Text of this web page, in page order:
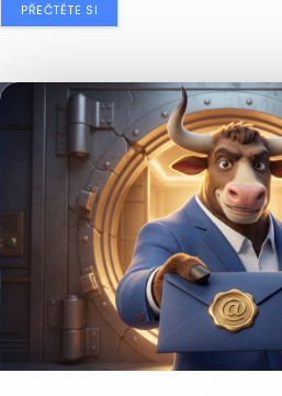
PŘEČTĚTE SI
Nejčtenějšízprávy